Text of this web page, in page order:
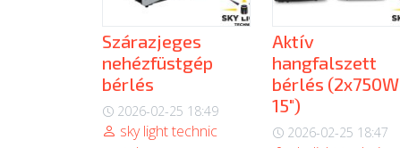
Szárazjeges
nehézfüstgép
bérlés
2026-02-25 18:49
sky light technic
Aktív
hangfalszett
bérlés (2x750W
15″)
2026-02-25 18:47